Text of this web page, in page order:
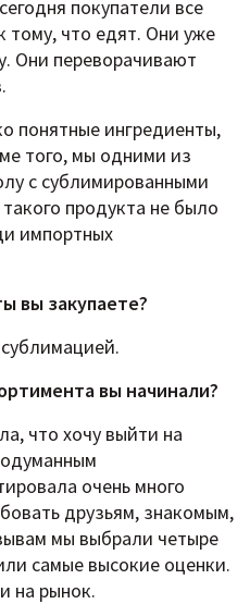
покупатели все
тому, что едят. Они уже
Они переворачивают
понятные ингредиенты,
того, мы одними из
с сублимированными
продукта не было
импортных
вы закупаете?
вы начинали?
что хочу выйти на
очень много
друзьям, знакомым,
мы выбрали четыре
самые высокие оценки.
на рынок.